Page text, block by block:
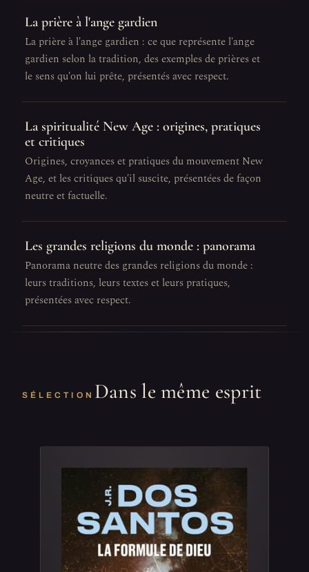
La prière à l'ange gardien
La prière à l'ange gardien : ce que représente l'ange
gardien selon la tradition, des exemples de prières et
le sens qu'on lui prête, présentés avec respect.
La spiritualité New Age : origines, pratiques
et critiques
Origines, croyances et pratiques du mouvement New
Age, et les critiques qu'il suscite, présentées de façon
neutre et factuelle.
Les grandes religions du monde : panorama
Panorama neutre des grandes religions du monde :
leurs traditions, leurs textes et leurs pratiques,
présentées avec respect.
SÉLECTION Dans le même esprit